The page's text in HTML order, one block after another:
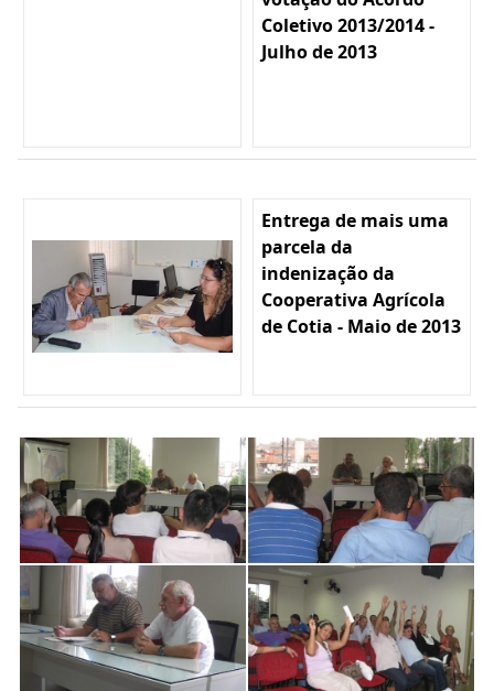
Coletivo 2013/2014 -
Julho de 2013
Entrega de mais uma
parcela da
indenização da
Cooperativa Agrícola
de Cotia - Maio de 2013